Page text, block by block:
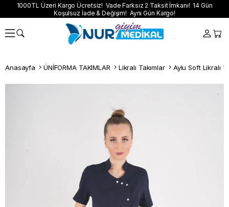
1000TL Üzeri Kargo Ücretsiz! Vade Farksız 2 Taksit İmkanı! 14 Gün
Koşulsuz İade & Değişim! Aynı Gün Kargo!
Anasayfa ÜNİFORMA TAKIMLAR Likralı Takımlar Aylu Soft Likralı